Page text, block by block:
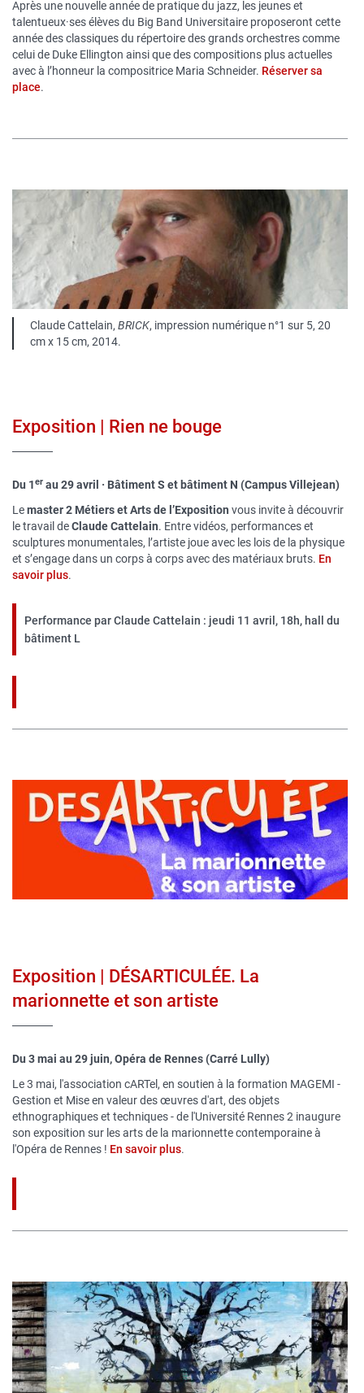
Après une nouvelle année de pratique du jazz, les jeunes et
talentueux·ses élèves du Big Band Universitaire proposeront cette
année des classiques du répertoire des grands orchestres comme
celui de Duke Ellington ainsi que des compositions plus actuelles
avec à l’honneur la compositrice Maria Schneider. Réserver sa
place.
Image
publique
Légende
Claude Cattelain, BRICK, impression numérique n°1 sur 5, 20
cm x 15 cm, 2014.
Exposition | Rien ne bouge
Du 1er au 29 avril · Bâtiment S et bâtiment N (Campus Villejean)
Lemaster 2 Métiers et Arts de l’Exposition vous invite à découvrir
le travail deClaude Cattelain. Entre vidéos, performances et
sculptures monumentales, l’artiste joue avec les lois de la physique
et s’engage dans un corps à corps avec des matériaux bruts. En
savoir plus.
Performance par Claude Cattelain : jeudi 11 avril, 18h, hall du
bâtiment L
publique
Exposition | DÉSARTICULÉE. La
marionnette et son artiste
Du 3 mai au 29 juin, Opéra de Rennes (Carré Lully)
Le 3 mai, l'association cARTel, en soutien à la formation MAGEMI -
Gestion et Mise en valeur des œuvres d'art, des objets
ethnographiques et techniques - de l'Université Rennes 2 inaugure
son exposition sur les arts de la marionnette contemporaine à
l'Opéra de Rennes ! En savoir plus.
Image
publique